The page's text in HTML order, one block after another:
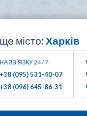
місто: Харків
НА ЗВ'ЯЗКУ 24 / 7:
+38 (095) 531-40-07
+38 (096) 645-86-31